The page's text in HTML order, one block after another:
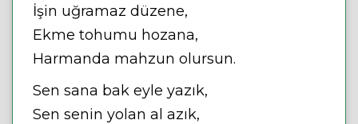
İşin uğramaz düzene,
Ekme tohumu hozana,
Harmanda mahzun olursun.
Sen sana bak eyle yazık,
Sen senin yolan al azık,